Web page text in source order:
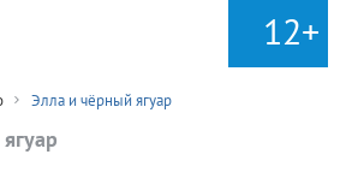
12+
Элла и чёрный ягуар